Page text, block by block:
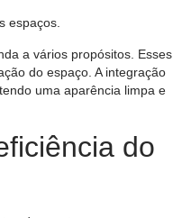
espaços.
a vários propósitos. Esses
do espaço. A integração
uma aparência limpa e
do